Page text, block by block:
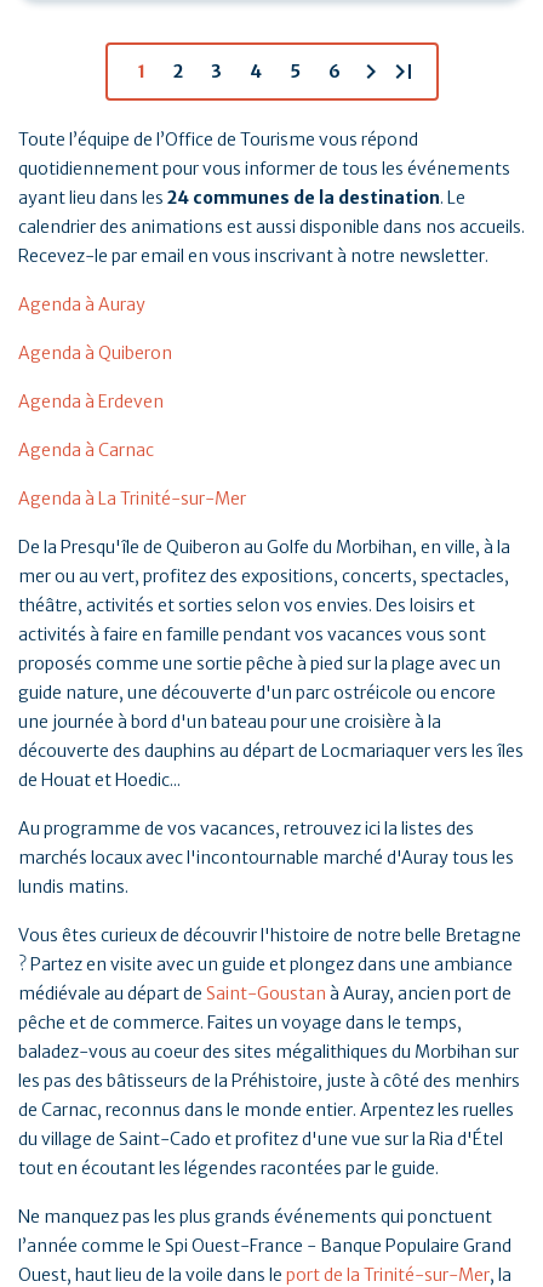
1 2 3 4 5 6 chevron_right last_page
Toute l’équipe de l’Office de Tourisme vous répond
quotidiennement pour vous informer de tous les événements
ayant lieu dans les 24 communes de la destination. Le
calendrier des animations est aussi disponible dans nos accueils.
Recevez-le par email en vous inscrivant à notre newsletter.
Agenda à Auray
Agenda à Quiberon
Agenda à Erdeven
Agenda à Carnac
Agenda à La Trinité-sur-Mer
De la Presqu'île de Quiberon au Golfe du Morbihan, en ville, à la
mer ou au vert, profitez des expositions, concerts, spectacles,
théâtre, activités et sorties selon vos envies. Des loisirs et
activités à faire en famille pendant vos vacances vous sont
proposés comme une sortie pêche à pied sur la plage avec un
guide nature, une découverte d'un parc ostréicole ou encore
une journée à bord d'un bateau pour une croisière à la
découverte des dauphins au départ de Locmariaquer vers les îles
de Houat et Hoedic...
Au programme de vos vacances, retrouvez ici la listes des
marchés locaux avec l'incontournable marché d'Auray tous les
lundis matins.
Vous êtes curieux de découvrir l'histoire de notre belle Bretagne
? Partez en visite avec un guide et plongez dans une ambiance
médiévale au départ de Saint-Goustan à Auray, ancien port de
pêche et de commerce. Faites un voyage dans le temps,
baladez-vous au coeur des sites mégalithiques du Morbihan sur
les pas des bâtisseurs de la Préhistoire, juste à côté des menhirs
de Carnac, reconnus dans le monde entier. Arpentez les ruelles
du village de Saint-Cado et profitez d'une vue sur la Ria d'Étel
tout en écoutant les légendes racontées par le guide.
Ne manquez pas les plus grands événements qui ponctuent
l’année comme le Spi Ouest-France - Banque Populaire Grand
Ouest, haut lieu de la voile dans le port de la Trinité-sur-Mer, la